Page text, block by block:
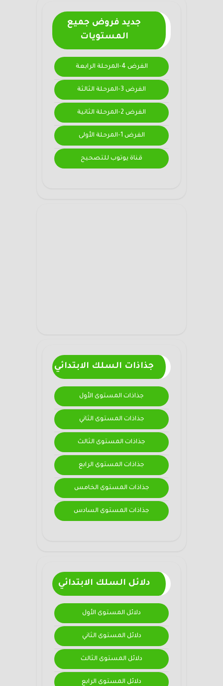
جديد فروض جميع
المستويات
الفرض 4-المرحلة الرابعة
الفرض 3-المرحلة الثالثة
الفرض 2-المرحلة الثانية
الفرض 1-المرحلة الأولى
قناة يوتوب للتصحيح
جذاذات السلك الابتدائي
جذاذات المستوى الأول
جذاذات المستوى الثاني
جذاذات المستوى الثالث
جذاذات المستوى الرابع
جذاذات المستوى الخامس
جذاذات المستوى السادس
دلائل السلك الابتدائي
دلائل المستوى الأول
دلائل المستوى الثاني
دلائل المستوى الثالث
دلائل المستوى الرابع